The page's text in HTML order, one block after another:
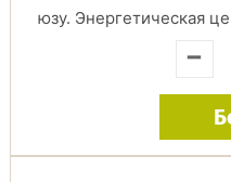
юзу. Энергетическая
-